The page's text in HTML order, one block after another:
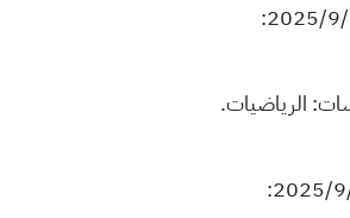
الرياضيات.